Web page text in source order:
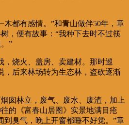
木都有感情。”和青山做伴50年，章
，便有故事：“我种下去时不过筷
”
，烧火、盖房、卖建材。那时巡
，后来林场转为生态林，盗砍逐渐
囱林立，废气、废水、废渣，加上
的《富春山居图》实景地满目疮
到臭气，晚上开窗都睡不好觉。”章